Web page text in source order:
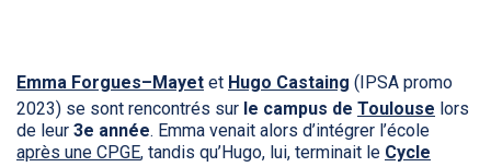
Emma Forgues–Mayet et Hugo Castaing (IPSA promo
2023) se sont rencontrés sur le campus de Toulouse lors
de leur 3e année. Emma venait alors d’intégrer l’école
après une CPGE, tandis qu’Hugo, lui, terminait le Cycle